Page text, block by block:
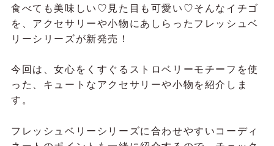
食べても美味しい♡見た目も可愛い♡そんなイチゴ
を、アクセサリーや小物にあしらったフレッシュベ
リーシリーズが新発売！
今回は、女心をくすぐるストロベリーモチーフを使
った、キュートなアクセサリーや小物を紹介しま
す。
フレッシュベリーシリーズに合わせやすいコーディ